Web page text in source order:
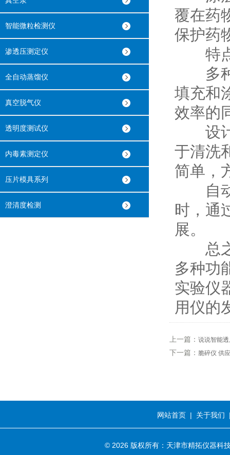
智能微粒检测仪
渗透压测定仪
全自动蒸馏仪
真空脱气仪
透明度测试仪
内毒素测定仪
压片模具系列
澄清度检测
覆在药
保护药
特
多种
填充和
效率的
设计
于清洗
简单，
自动
时，通
展。
总之
多种功
实验仪
用仪的
上一篇： 说说智能
下一篇： 脆碎仪 供
网站首页 | 关于我们
© 2026 版权所有：天津市精拓仪器科